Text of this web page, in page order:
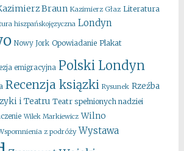
Braun Kazimierz Głaz Literatura
hiszpańskojęzyczna Londyn
Nowy Jork Opowiadanie Plakat
emigracyjna Polski Londyn
Recenzja ksiązki Rysunek Rzeźba
i Teatru Teatr spełnionych nadziei
Wilek Markiewicz Wilno
z podróży Wystawa